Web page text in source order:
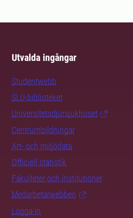
Utvalda ingångar
Studentwebb
SLU-biblioteket
Universitetsdjursjukhuset
Centrumbildningar
Art- och miljödata
Officiell statistik
Fakulteter och institutioner
Medarbetarwebben
Logga in